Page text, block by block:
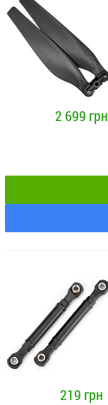
2 699 грн
219 грн